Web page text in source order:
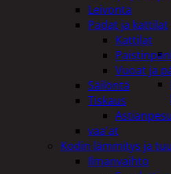
Leivonta
Padat ja kattilat
Kattilat
Vuoat ja
Säilöntä
Tiskaus
vaa'at
Kodin lämmitys ja
Ilmanvaihto